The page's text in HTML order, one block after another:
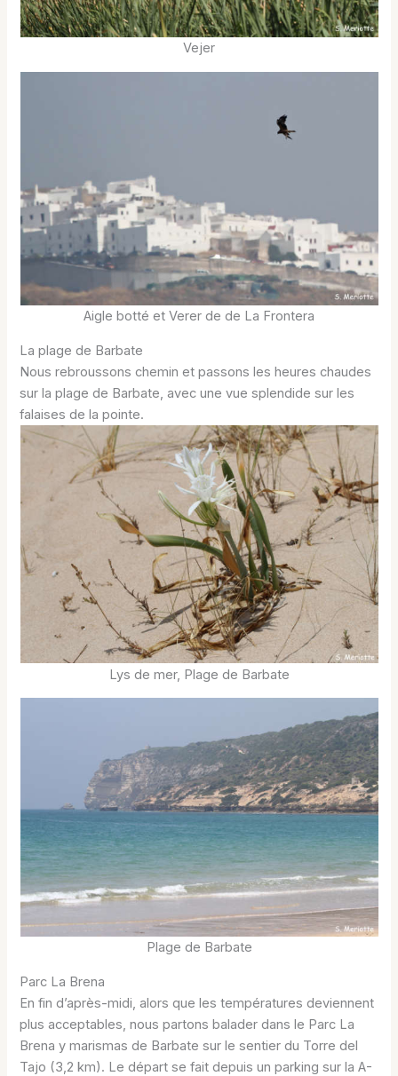
Vejer
Aigle botté et Verer de de La Frontera
La plage de Barbate
Nous rebroussons chemin et passons les heures chaudes
sur la plage de Barbate, avec une vue splendide sur les
falaises de la pointe.
Lys de mer, Plage de Barbate
Plage de Barbate
Parc La Brena
En fin d’après-midi, alors que les températures deviennent
plus acceptables, nous partons balader dans le Parc La
Brena y marismas de Barbate sur le sentier du Torre del
Tajo (3,2 km). Le départ se fait depuis un parking sur la A-